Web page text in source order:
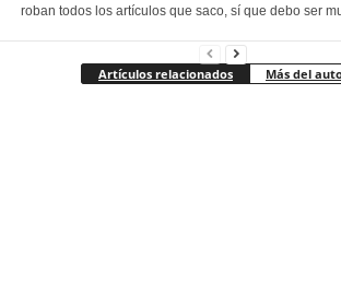
roban todos los artículos que saco, sí que debo ser
Artículos relacionados Más del